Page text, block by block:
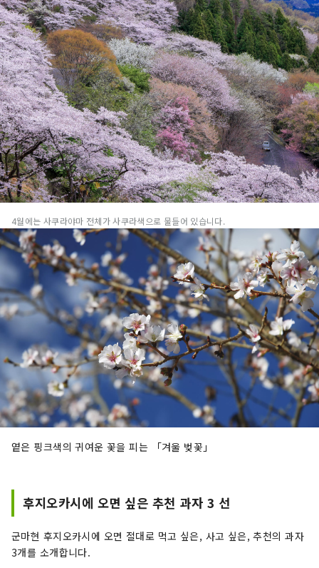
4월에는 사쿠라야마 전체가 사쿠라색으로 물들어 있습니다.
옅은 핑크색의 귀여운 꽃을 피는 「겨울 벚꽃」
후지오카시에 오면 싶은 추천 과자 3 선
군마현 후지오카시에 오면 절대로 먹고 싶은, 사고 싶은, 추천의 과자
3개를 소개합니다.